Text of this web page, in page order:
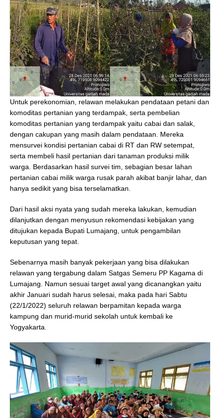
Untuk perekonomian, relawan melakukan pendataan petani dan
komoditas pertanian yang terdampak, serta pembelian
komoditas pertanian yang terdampak yaitu cabai dan salak,
dengan cakupan yang masih dalam pendataan. Mereka
mensurvei kondisi pertanian cabai di RT dan RW setempat,
serta membeli hasil pertanian dari tanaman produksi milik
warga. Berdasarkan hasil survei tim, sebagian besar lahan
pertanian cabai milik warga rusak parah akibat banjir lahar, dan
hanya sedikit yang bisa terselamatkan.
Dari hasil aksi nyata yang sudah mereka lakukan, kemudian
dilanjutkan dengan menyusun rekomendasi kebijakan yang
ditujukan kepada Bupati Lumajang, untuk pengambilan
keputusan yang tepat.
Sebenarnya masih banyak pekerjaan yang bisa dilakukan
relawan yang tergabung dalam Satgas Semeru PP Kagama di
Lumajang. Namun sesuai target awal yang dicanangkan yaitu
akhir Januari sudah harus selesai, maka pada hari Sabtu
(22/1/2022) seluruh relawan berpamitan kepada warga
kampung dan murid-murid sekolah untuk kembali ke
Yogyakarta.